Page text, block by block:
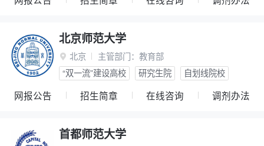
北京师范大学
 北京 主管部门： 教育部
“双一流”建设高校
研究生院 自划线院校
网报公告 招生简章 在线咨询 调剂办法
首都师范大学